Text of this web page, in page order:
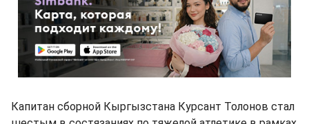
Капитан сборной Кыргызстана Курсант Толонов стал